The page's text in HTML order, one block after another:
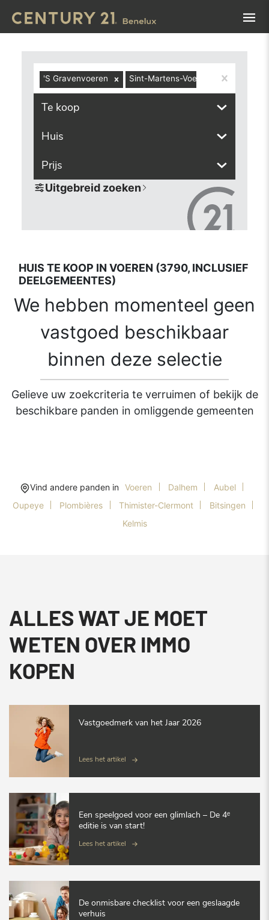
'S Gravenvoeren Sint-Martens-Voeren
Te koop
Huis
Prijs
Uitgebreid zoeken
HUIS TE KOOP IN VOEREN (3790, INCLUSIEF
DEELGEMEENTES)
We hebben momenteel geen
vastgoed beschikbaar
binnen deze selectie
Gelieve uw zoekcriteria te verruimen of bekijk de
beschikbare panden in omliggende gemeenten
Vind andere panden in Voeren Dalhem
Aubel
Oupeye
Plombières Thimister-Clermont
Bitsingen
Kelmis
ALLES WAT JE MOET
WETEN OVER IMMO
KOPEN
Vastgoedmerk van het Jaar 2026
Lees het artikel
Een speelgoed voor een glimlach – De 4ᵉ
editie is van start!
Lees het artikel
De onmisbare checklist voor een geslaagde
verhuis